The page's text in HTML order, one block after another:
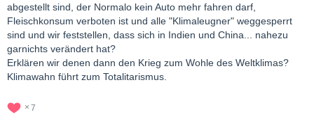
abgestellt sind, der Normalo kein Auto mehr fahren darf,
Fleischkonsum verboten ist und alle "Klimaleugner" weggesperrt
sind und wir feststellen, dass sich in Indien und China... nahezu
garnichts verändert hat?
Erklären wir denen dann den Krieg zum Wohle des Weltklimas?
Klimawahn führt zum Totalitarismus.
7